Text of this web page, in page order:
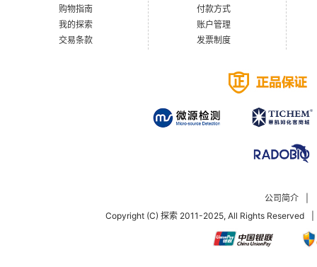
购物指南
我的探索
交易条款
付款方式
账户管理
发票制度
公司简介
Copyright (C) 探索 2011-2025, All Rights Reserved